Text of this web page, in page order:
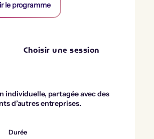
le programme
Choisir une session
individuelle, partagée avec des
d’autres entreprises.
Durée